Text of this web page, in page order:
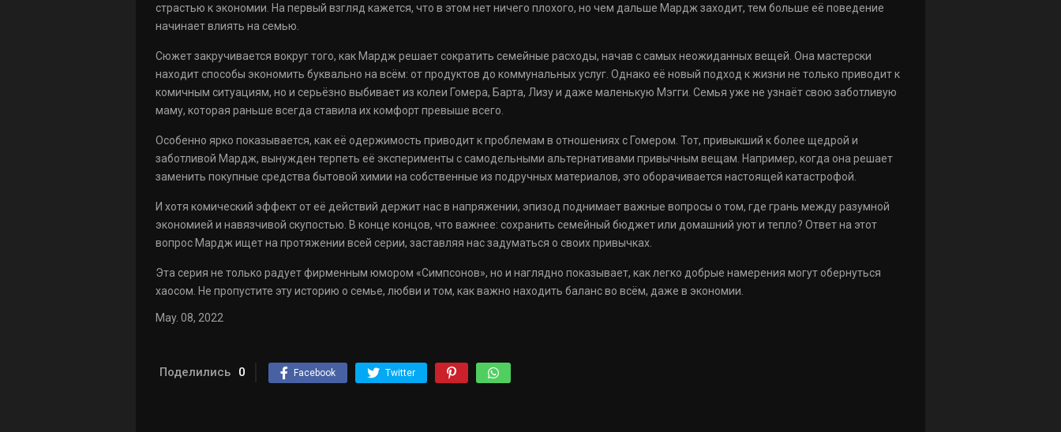
страстью к экономии. На первый взгляд кажется, что в этом нет ничего плохого, но чем дальше Мардж заходит, тем больше её поведение
начинает влиять на семью.
Сюжет закручивается вокруг того, как Мардж решает сократить семейные расходы, начав с самых неожиданных вещей. Она мастерски
находит способы экономить буквально на всём: от продуктов до коммунальных услуг. Однако её новый подход к жизни не только приводит к
комичным ситуациям, но и серьёзно выбивает из колеи Гомера, Барта, Лизу и даже маленькую Мэгги. Семья уже не узнаёт свою заботливую
маму, которая раньше всегда ставила их комфорт превыше всего.
Особенно ярко показывается, как её одержимость приводит к проблемам в отношениях с Гомером. Тот, привыкший к более щедрой и
заботливой Мардж, вынужден терпеть её эксперименты с самодельными альтернативами привычным вещам. Например, когда она решает
заменить покупные средства бытовой химии на собственные из подручных материалов, это оборачивается настоящей катастрофой.
И хотя комический эффект от её действий держит нас в напряжении, эпизод поднимает важные вопросы о том, где грань между разумной
экономией и навязчивой скупостью. В конце концов, что важнее: сохранить семейный бюджет или домашний уют и тепло? Ответ на этот
вопрос Мардж ищет на протяжении всей серии, заставляя нас задуматься о своих привычках.
Эта серия не только радует фирменным юмором «Симпсонов», но и наглядно показывает, как легко добрые намерения могут обернуться
хаосом. Не пропустите эту историю о семье, любви и том, как важно находить баланс во всём, даже в экономии.
May. 08, 2022
Поделились 0 Facebook Twitter